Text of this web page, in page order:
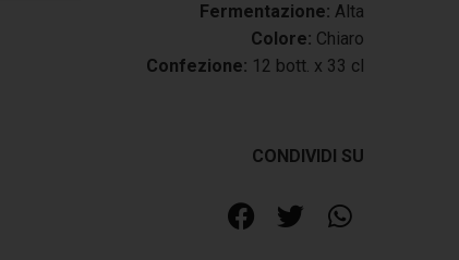
Fermentazione: Alta
Colore: Chiaro
Confezione: 12 bott. x 33 cl
CONDIVIDI SU